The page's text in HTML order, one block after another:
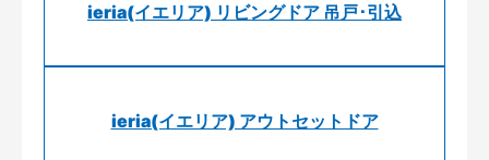
ieria(イエリア) リビングドア 吊戸･引込
ieria(イエリア) アウトセットドア